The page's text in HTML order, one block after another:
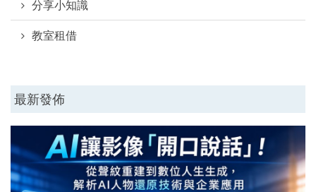
分享小知識
教室租借
最新發佈